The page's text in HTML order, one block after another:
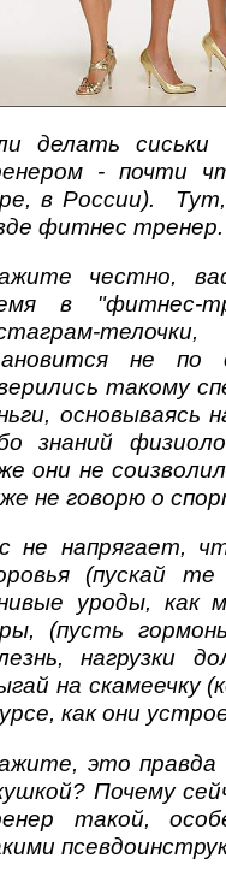
делать
- почти
в России). Тут,
фитнес тренер.
честно,
в "фитнес-
не
такому
основываясь
знаний
они не
не говорю о
не напрягает,
(пускай
уроды, как
(пусть
нагрузки
на скамеечку
как они
это
Почему
такой,